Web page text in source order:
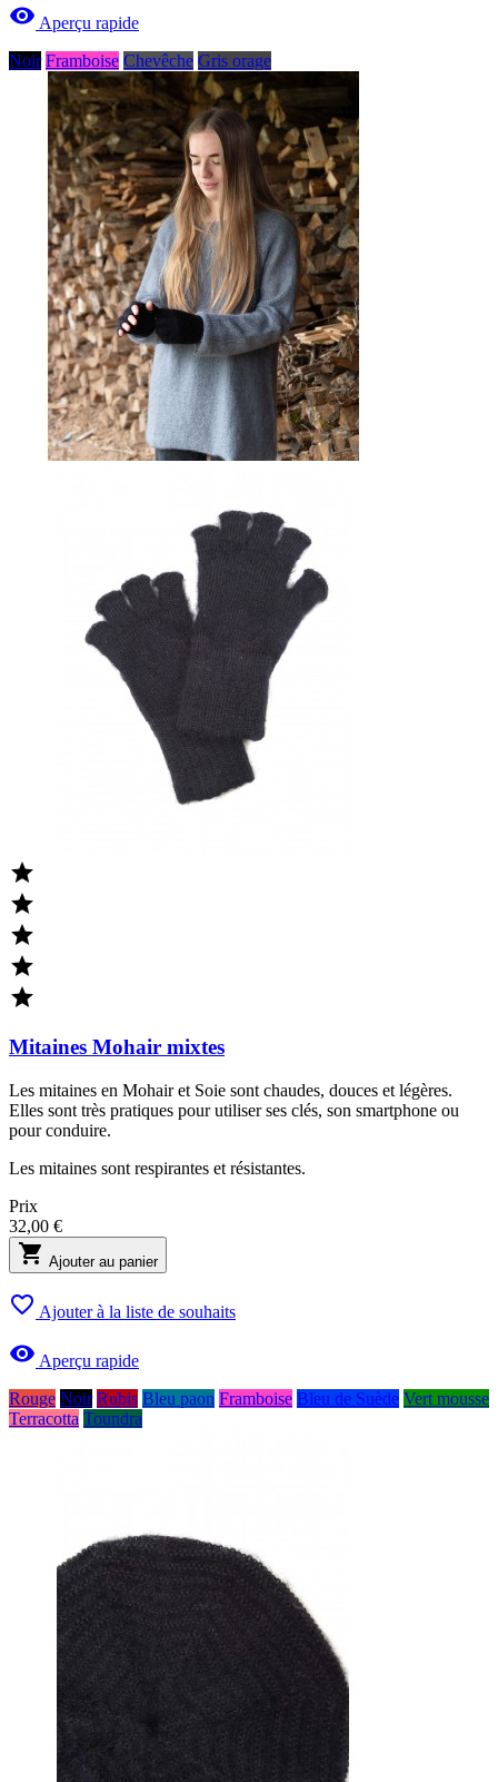
 Aperçu rapide
Noir Framboise Chevêche Gris orage





Mitaines Mohair mixtes
Les mitaines en Mohair et Soie sont chaudes, douces et légères.
Elles sont très pratiques pour utiliser ses clés, son smartphone ou
pour conduire.
Les mitaines sont respirantes et résistantes.
Prix
32,00 €
 Ajouter au panier
 Ajouter à la liste de souhaits
 Aperçu rapide
Rouge Noir Rubis Bleu paon Framboise Bleu de Suède Vert mousse
Terracotta Toundra